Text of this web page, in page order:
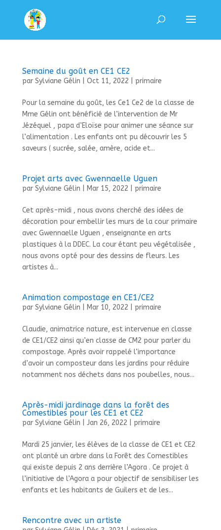
Semaine du goût en CE1 CE2
par Sylviane Gélin Oct 11, 2022 primaire
Pour la semaine du goût, les Ce1 Ce2 de la classe de
Mme Gélin ont bénéficié de l’intervention de Mr
Jézéquel , papa d’Eloïse pour animer une séance sur
l’alimentation . Les enfants ont pu découvrir les 5
saveurs ( sucrée, salée, amère, acide et...
Projet arts avec Gwennaelle Uguen
par Sylviane Gélin Mar 15, 2022 primaire
Cet après-midi , nous avons cherché des idées de
décoration pour embellir les murs de la cour primaire
avec Gwennaelle Uguen , enseignante en arts
plastiques à la DDEC. La cour étant peu végétalisée ,
nous avons opté pour des dessins de fleurs. Les
artistes à...
Animation compostage en CE1/CE2
par Sylviane Gélin Mar 10, 2022 primaire
Claudie, animatrice nature, est intervenue en classe
de CE1/CE2 ainsi qu’en classe de CM2 pour parler du
compostage. Après avoir rappelé l’importance
d’avoir un composteur dans les jardins pour réduire
notamment nos déchets dans nos poubelles, nous...
Après-midi jardinage dans la forêt des
Comestibles pour les CE1 et CE2
par Sylviane Gélin Jan 26, 2022 primaire
Mardi 25 janvier, les élèves de la classe de CE1 et CE2
ont planté un arbre dans la Forêt des Comestibles
qui existe depuis 2 ans derrière l’Agora . Ce projet à
l’initiative de l’Agora a pour objectif de sensibiliser les
enfants et les habitants de Guilers et de les...
Rencontre avec un artiste